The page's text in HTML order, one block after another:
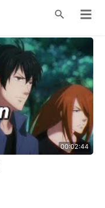
00:02:44